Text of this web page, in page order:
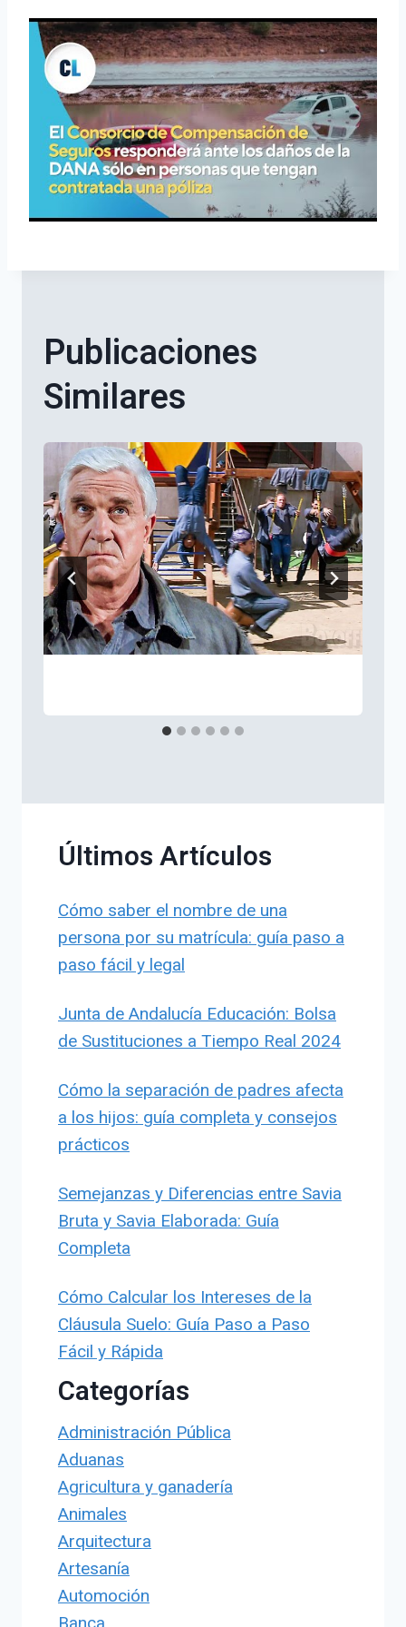
Publicaciones
Similares
Últimos Artículos
Cómo saber el nombre de una
persona por su matrícula: guía paso a
paso fácil y legal
Junta de Andalucía Educación: Bolsa
de Sustituciones a Tiempo Real 2024
Cómo la separación de padres afecta
a los hijos: guía completa y consejos
prácticos
Semejanzas y Diferencias entre Savia
Bruta y Savia Elaborada: Guía
Completa
Cómo Calcular los Intereses de la
Cláusula Suelo: Guía Paso a Paso
Fácil y Rápida
Categorías
Administración Pública
Aduanas
Agricultura y ganadería
Animales
Arquitectura
Artesanía
Automoción
Banca